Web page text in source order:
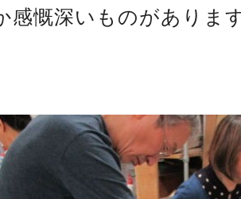
感慨深いものがありま